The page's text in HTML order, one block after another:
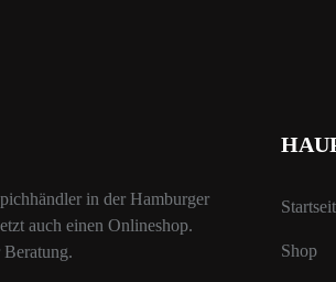
in der Hamburger
auch einen Onlineshop.
Shop